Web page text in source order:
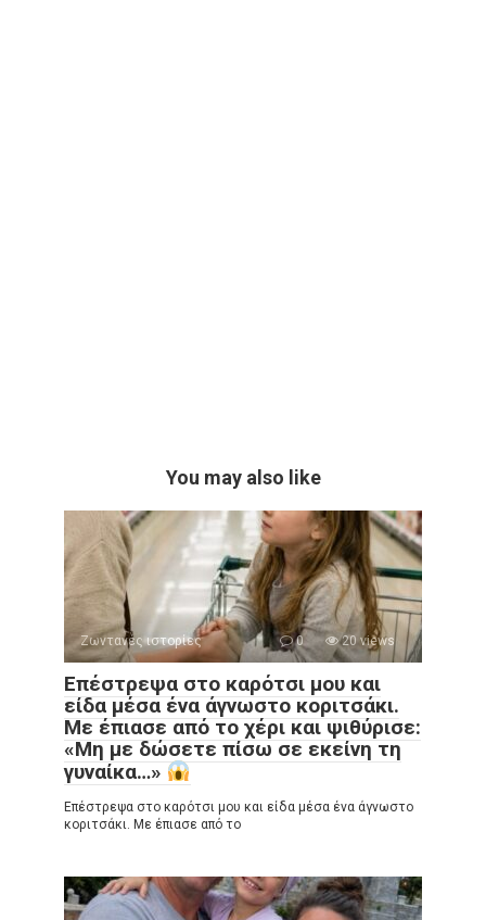
You may also like
Ζωντανές ιστορίες 0 20 views
Επέστρεψα στο καρότσι μου και
είδα μέσα ένα άγνωστο κοριτσάκι.
Με έπιασε από το χέρι και ψιθύρισε:
«Μη με δώσετε πίσω σε εκείνη τη
γυναίκα…»
Επέστρεψα στο καρότσι μου και είδα μέσα ένα άγνωστο
κοριτσάκι. Με έπιασε από το